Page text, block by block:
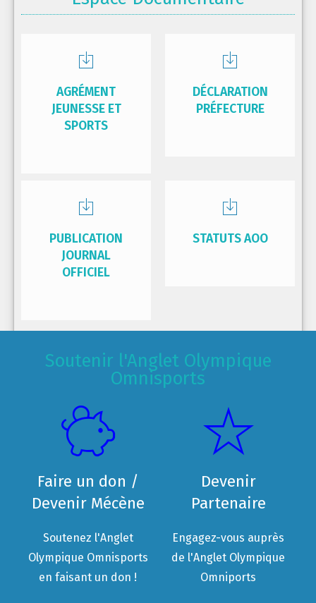
AGRÉMENT
JEUNESSE ET
SPORTS
DÉCLARATION
PRÉFECTURE
PUBLICATION
JOURNAL
OFFICIEL
STATUTS AOO
Soutenir l'Anglet Olympique
Omnisports
Faire un don /
Devenir Mécène
Soutenez l'Anglet
Olympique Omnisports
en faisant un don !
Devenir
Partenaire
Engagez-vous auprès
de l'Anglet Olympique
Omniports